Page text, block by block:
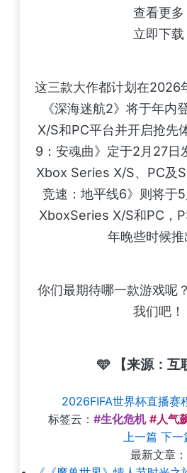
查看更多
立即下载
这三款大作都计划在2026
《深海迷航2》将于年内
X/S和PC平台并开启抢先
9：安魂曲》定于2月27日
Xbox Series X/S、PC及
竞速：地平线6》则将于
XboxSeries X/S和PC，
年晚些时候推
你们最期待哪一款游戏呢
我们吧！
🩵 【来源：互
2026FIFA世界杯直播赛
标签云： #生化危机 #人气
上一篇 下一
最新文章：